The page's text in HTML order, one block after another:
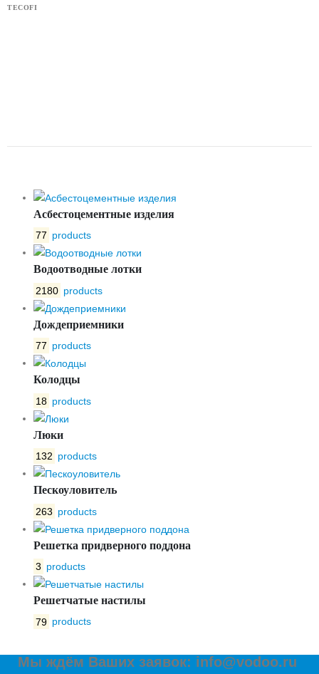
TECOFI
Асбестоцементные изделия
77 products
Водоотводные лотки
2180 products
Дождеприемники
77 products
Колодцы
18 products
Люки
132 products
Пескоуловитель
263 products
Решетка придверного поддона
3 products
Решетчатые настилы
79 products
Мы ждём Ваших заявок: info@vodoo.ru